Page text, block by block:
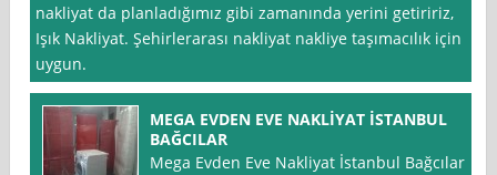
nakliyat da planladığımız gibi zamanında yerini getiririz,
Işık Nakliyat. Şehirlerarası nakliyat nakliye taşımacılık için
uygun.
MEGA EVDEN EVE NAKLİYAT İSTANBUL
BAĞCILAR
Mega Evden Eve Nakliyat İstanbul Bağcılar